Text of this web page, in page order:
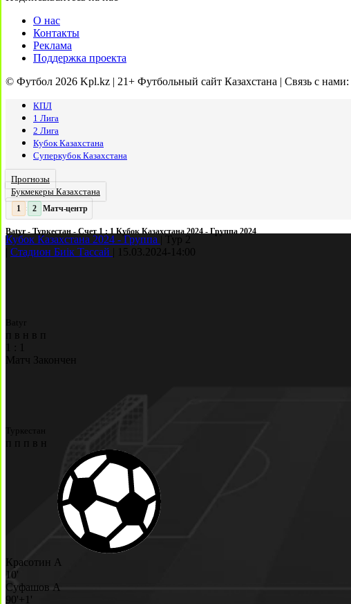
О нас
Контакты
Реклама
Поддержка проекта
© Футбол 2026 Kpl.kz | 21+ Футбольный сайт Казахстана | Связь с нами:
КПЛ
1 Лига
2 Лига
Кубок Казахстана
Суперкубок Казахстана
Прогнозы
Букмекеры Казахстана
2 : 2 Матч-центр
Batyr - Туркестан - Счет 1 : 1 Кубок Казахстана 2024 - Группа 2024
Кубок Казахстана 2024 - Группа
Тур 2
Стадион Биік Тассай 15.03.2024- 14:00
Batyr
п в н в
п
1
1
Матч Закончен
Туркестан
п п п в н
Красотин А
10'
Суфашов А
90'+1'